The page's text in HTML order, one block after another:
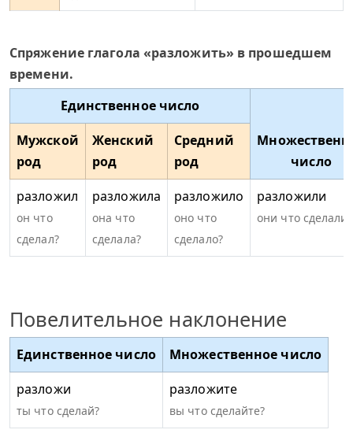
Спряжение глагола «разложить» в прошедшем
времени.
Единственное число
число
Мужской
род
Женский
род
Средний
род
разложил
он что
сделал?
разложила
она что
сделала?
разложило
оно что
сделало?
разложили
они что сделали?
Повелительное наклонение
Единственное число
Множественное число
разложи
ты что сделай?
разложите
вы что сделайте?